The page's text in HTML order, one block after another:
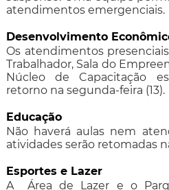
atendimentos emergenciais.
Desenvolvimento
Os atendimentos
Trabalhador, Sala do
Núcleo de Capacitação
retorno na segunda-feira (13).
Educação
Não haverá aulas nem
atividades serão retomadas
Esportes e Lazer
A Área de Lazer e o